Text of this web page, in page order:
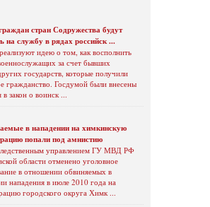
стран Содружества будут
на службу в рядах российск ...
идею о том, как восполнить
за счет бывших
государств, которые получили
гражданство. Госдумой были внесены
в закон о воинск ...
в нападении на химкинскую
попали под амнистию
управлением ГУ МВД РФ
области отменено уголовное
в отношении обвиняемых в
нападения в июле 2010 года на
городского округа Химк ...